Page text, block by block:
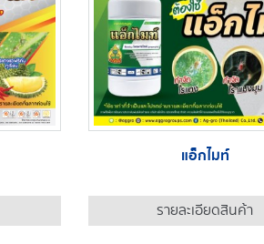
แอ็กไมท์
รายละเอียดสินค้า